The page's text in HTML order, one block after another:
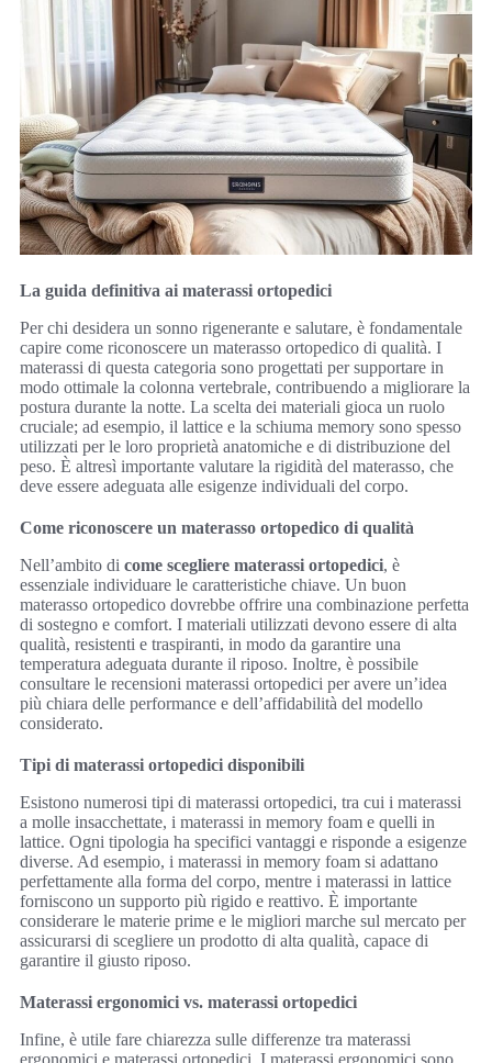
La guida definitiva ai materassi ortopedici
Per chi desidera un sonno rigenerante e salutare, è fondamentale
capire come riconoscere un materasso ortopedico di qualità. I
materassi di questa categoria sono progettati per supportare in
modo ottimale la colonna vertebrale, contribuendo a migliorare la
postura durante la notte. La scelta dei materiali gioca un ruolo
cruciale; ad esempio, il lattice e la schiuma memory sono spesso
utilizzati per le loro proprietà anatomiche e di distribuzione del
peso. È altresì importante valutare la rigidità del materasso, che
deve essere adeguata alle esigenze individuali del corpo.
Come riconoscere un materasso ortopedico di qualità
Nell’ambito di come scegliere materassi ortopedici, è
essenziale individuare le caratteristiche chiave. Un buon
materasso ortopedico dovrebbe offrire una combinazione perfetta
di sostegno e comfort. I materiali utilizzati devono essere di alta
qualità, resistenti e traspiranti, in modo da garantire una
temperatura adeguata durante il riposo. Inoltre, è possibile
consultare le recensioni materassi ortopedici per avere un’idea
più chiara delle performance e dell’affidabilità del modello
considerato.
Tipi di materassi ortopedici disponibili
Esistono numerosi tipi di materassi ortopedici, tra cui i materassi
a molle insacchettate, i materassi in memory foam e quelli in
lattice. Ogni tipologia ha specifici vantaggi e risponde a esigenze
diverse. Ad esempio, i materassi in memory foam si adattano
perfettamente alla forma del corpo, mentre i materassi in lattice
forniscono un supporto più rigido e reattivo. È importante
considerare le materie prime e le migliori marche sul mercato per
assicurarsi di scegliere un prodotto di alta qualità, capace di
garantire il giusto riposo.
Materassi ergonomici vs. materassi ortopedici
Infine, è utile fare chiarezza sulle differenze tra materassi
ergonomici e materassi ortopedici. I materassi ergonomici sono